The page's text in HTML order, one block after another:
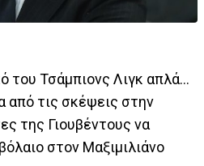
του Τσάμπιονς Λιγκ απλά...
από τις σκέψεις στην
της Γιουβέντους να
στον Μαξιμιλιάνο